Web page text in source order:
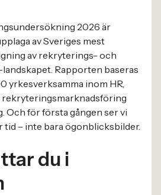
2026 är
av Sveriges mest
av rekryterings- och
Rapporten baseras
yrkesverksamma inom HR,
Och för första gången ser vi
– inte bara ögonblicksbilder.
du i